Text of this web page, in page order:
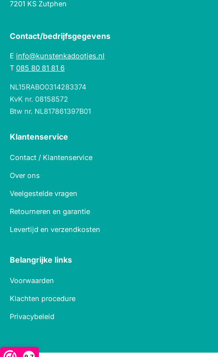
7201 KS Zutphen
Contact/bedrijfsgegevens
E info@kunstenkadootjes.nl
T 085 80 81 81 6
NL15RABO0314283374
KvK nr. 08158572
Btw nr. NL817861397B01
Klantenservice
Contact / Klantenservice
Over ons
Veelgestelde vragen
Retourneren en garantie
Levertijd en verzendkosten
Belangrijke links
Voorwaarden
Klachten procedure
Privacybeleid